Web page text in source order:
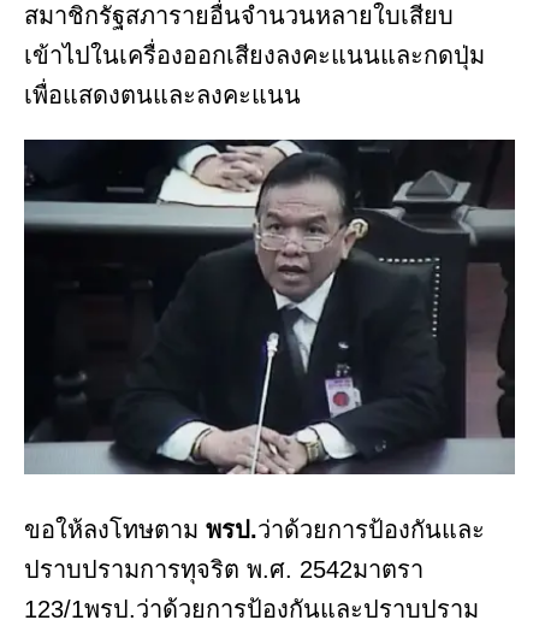
สมาชิกรัฐสภารายอื่นจำนวนหลายใบเสียบ
เข้าไปในเครื่องออกเสียงลงคะแนนและกดปุ่ม
เพื่อแสดงตนและลงคะแนน
ขอให้ลงโทษตาม พรป.ว่าด้วยการป้องกันและ
ปราบปรามการทุจริต พ.ศ. 2542มาตรา
123/1พรป.ว่าด้วยการป้องกันและปราบปราม